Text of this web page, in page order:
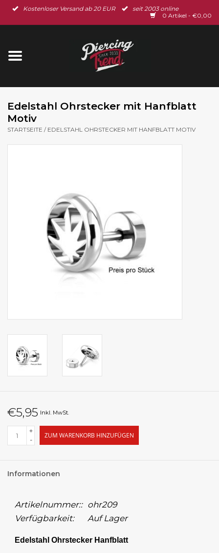
Kostenloser Versand ab 20 EUR
seit 2003 online
0 Artikel - €0,00
Startseite
Ohrschmuck
Edelstahl Ohrstecker mit Hanfblatt
Motiv
STARTSEITE / EDELSTAHL OHRSTECKER MIT HANFBLATT MOTIV
€5,95 Inkl. MwSt.
+
-
ZUM WARENKORB HINZUFÜGEN
Informationen
Artikelnummer:: ohr209
Verfügbarkeit:
Auf Lager
Edelstahl Ohrstecker Hanfblatt